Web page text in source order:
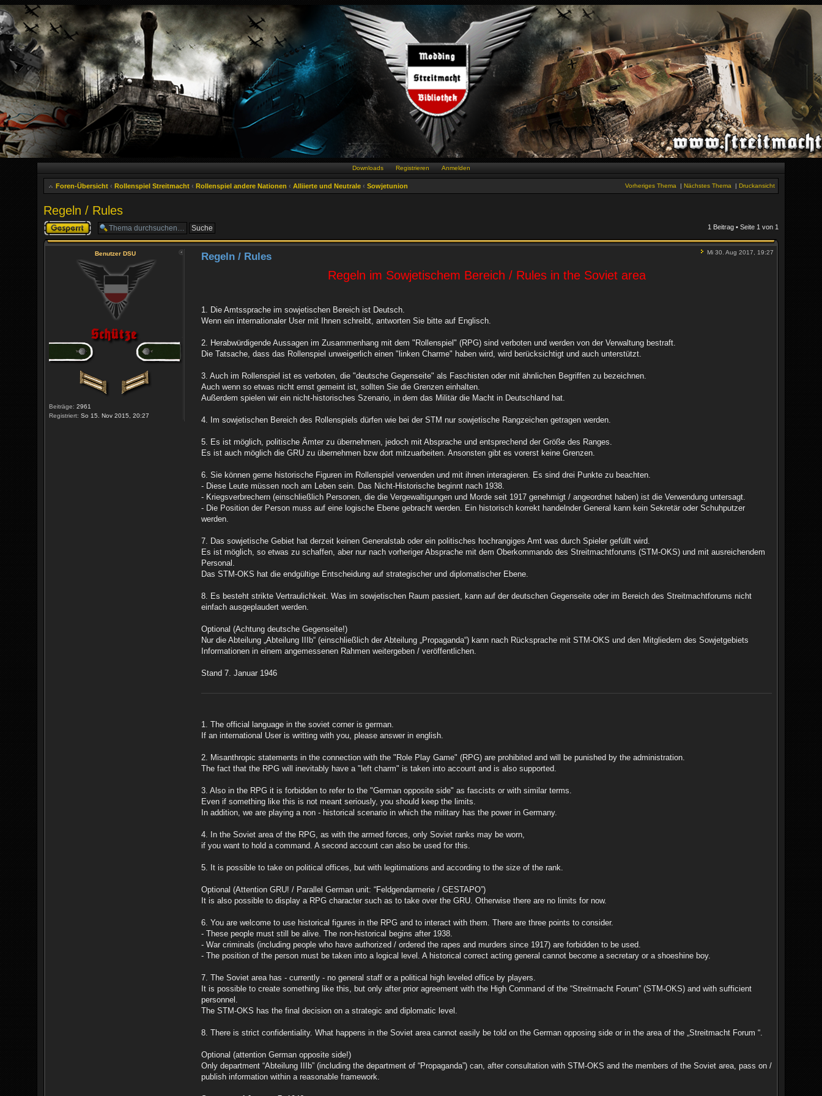
Downloads Registrieren Anmelden
Foren-Übersicht ‹ Rollenspiel Streitmacht ‹ Rollenspiel andere Nationen ‹ Alliierte und Neutrale ‹ Sowjetunion Druckansicht
Nächstes Thema |
Vorheriges Thema |
Regeln / Rules
Thema gesperrt 1 Beitrag • Seite 1 von 1
Benutzer DSU
Beiträge: 2961
Registriert: So 15. Nov 2015, 20:27
Mi 30. Aug 2017, 19:27
Regeln / Rules
Regeln im Sowjetischem Bereich / Rules in the Soviet area
1. Die Amtssprache im sowjetischen Bereich ist Deutsch.
Wenn ein internationaler User mit Ihnen schreibt, antworten Sie bitte auf Englisch.
2. Herabwürdigende Aussagen im Zusammenhang mit dem "Rollenspiel" (RPG) sind verboten und werden von der Verwaltung bestraft.
Die Tatsache, dass das Rollenspiel unweigerlich einen "linken Charme" haben wird, wird berücksichtigt und auch unterstützt.
3. Auch im Rollenspiel ist es verboten, die "deutsche Gegenseite" als Faschisten oder mit ähnlichen Begriffen zu bezeichnen.
Auch wenn so etwas nicht ernst gemeint ist, sollten Sie die Grenzen einhalten.
Außerdem spielen wir ein nicht-historisches Szenario, in dem das Militär die Macht in Deutschland hat.
4. Im sowjetischen Bereich des Rollenspiels dürfen wie bei der STM nur sowjetische Rangzeichen getragen werden.
5. Es ist möglich, politische Ämter zu übernehmen, jedoch mit Absprache und entsprechend der Größe des Ranges.
Es ist auch möglich die GRU zu übernehmen bzw dort mitzuarbeiten. Ansonsten gibt es vorerst keine Grenzen.
6. Sie können gerne historische Figuren im Rollenspiel verwenden und mit ihnen interagieren. Es sind drei Punkte zu beachten.
- Diese Leute müssen noch am Leben sein. Das Nicht-Historische beginnt nach 1938.
- Kriegsverbrechern (einschließlich Personen, die die Vergewaltigungen und Morde seit 1917 genehmigt / angeordnet haben) ist die Verwendung untersagt.
- Die Position der Person muss auf eine logische Ebene gebracht werden. Ein historisch korrekt handelnder General kann kein Sekretär oder Schuhputzer
werden.
7. Das sowjetische Gebiet hat derzeit keinen Generalstab oder ein politisches hochrangiges Amt was durch Spieler gefüllt wird.
Es ist möglich, so etwas zu schaffen, aber nur nach vorheriger Absprache mit dem Oberkommando des Streitmachtforums (STM-OKS) und mit ausreichendem
Personal.
Das STM-OKS hat die endgültige Entscheidung auf strategischer und diplomatischer Ebene.
8. Es besteht strikte Vertraulichkeit. Was im sowjetischen Raum passiert, kann auf der deutschen Gegenseite oder im Bereich des Streitmachtforums nicht
einfach ausgeplaudert werden.
Optional (Achtung deutsche Gegenseite!)
Nur die Abteilung „Abteilung IIIb“ (einschließlich der Abteilung „Propaganda“) kann nach Rücksprache mit STM-OKS und den Mitgliedern des Sowjetgebiets
Informationen in einem angemessenen Rahmen weitergeben / veröffentlichen.
Stand 7. Januar 1946
1. The official language in the soviet corner is german.
If an international User is writting with you, please answer in english.
2. Misanthropic statements in the connection with the "Role Play Game" (RPG) are prohibited and will be punished by the administration.
The fact that the RPG will inevitably have a "left charm" is taken into account and is also supported.
3. Also in the RPG it is forbidden to refer to the "German opposite side" as fascists or with similar terms.
Even if something like this is not meant seriously, you should keep the limits.
In addition, we are playing a non - historical scenario in which the military has the power in Germany.
4. In the Soviet area of the RPG, as with the armed forces, only Soviet ranks may be worn,
if you want to hold a command. A second account can also be used for this.
5. It is possible to take on political offices, but with legitimations and according to the size of the rank.
Optional (Attention GRU! / Parallel German unit: “Feldgendarmerie / GESTAPO”)
It is also possible to display a RPG character such as to take over the GRU. Otherwise there are no limits for now.
6. You are welcome to use historical figures in the RPG and to interact with them. There are three points to consider.
- These people must still be alive. The non-historical begins after 1938.
- War criminals (including people who have authorized / ordered the rapes and murders since 1917) are forbidden to be used.
- The position of the person must be taken into a logical level. A historical correct acting general cannot become a secretary or a shoeshine boy.
7. The Soviet area has - currently - no general staff or a political high leveled office by players.
It is possible to create something like this, but only after prior agreement with the High Command of the “Streitmacht Forum” (STM-OKS) and with sufficient
personnel.
The STM-OKS has the final decision on a strategic and diplomatic level.
8. There is strict confidentiality. What happens in the Soviet area cannot easily be told on the German opposing side or in the area of the „Streitmacht Forum “.
Optional (attention German opposite side!)
Only department “Abteilung IIIb” (including the department of “Propaganda”) can, after consultation with STM-OKS and the members of the Soviet area, pass on /
publish information within a reasonable framework.